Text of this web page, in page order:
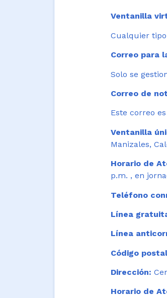
Ventanilla
Cualquier
Correo para
Solo se
Correo de
Este correo
Ventanilla
Manizales,
Horario de
p.m. , en
Teléfono
Línea
Línea
Código
Dirección:
Horario de